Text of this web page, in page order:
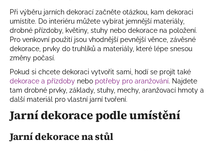
Při výběru jarních dekorací začněte otázkou, kam dekoraci
umístíte. Do interiéru můžete vybírat jemnější materiály,
drobné přízdoby, květiny, stuhy nebo dekorace na položení.
Pro venkovní použití jsou vhodnější pevnější věnce, závěsné
dekorace, prvky do truhlíků a materiály, které lépe snesou
změny počasí.
Pokud si chcete dekoraci vytvořit sami, hodí se projít také
dekorace a přízdoby nebo potřeby pro aranžování. Najdete
tam drobné prvky, základy, stuhy, mechy, aranžovací hmoty a
další materiál pro vlastní jarní tvoření.
Jarní dekorace podle umístění
Jarní dekorace na stůl